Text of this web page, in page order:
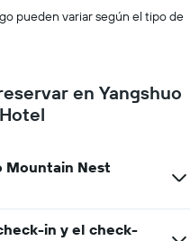
pueden variar según el tipo de
en Yangshuo
Mountain Nest
in y el check-